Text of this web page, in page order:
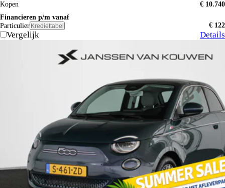
Kopen
€ 10.740
Financieren p/m vanaf
Particulier Krediettabel € 122
Vergelijk Details